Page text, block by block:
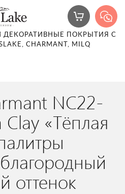
ДЕКОРАТИВНЫЕ ПОКРЫТИЯ С
CHARMANT, MILQ
NC22-
«Тёплая
оттенок